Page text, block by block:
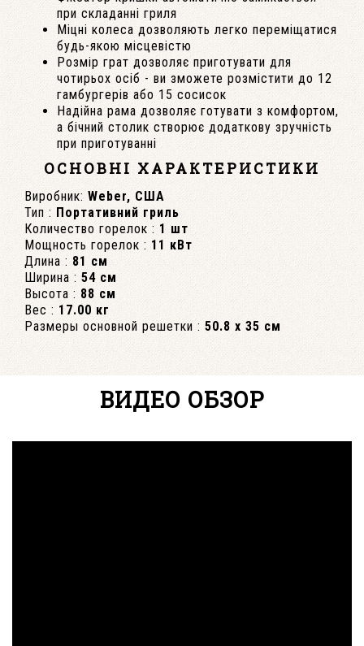
при складанні гриля
Міцні колеса дозволяють легко переміщатися
будь-якою місцевістю
Розмір грат дозволяє приготувати для
чотирьох осіб - ви зможете розмістити до 12
гамбургерів або 15 сосисок
Надійна рама дозволяє готувати з комфортом,
а бічний столик створює додаткову зручність
при приготуванні
ОСНОВНІ ХАРАКТЕРИСТИКИ
Виробник: Weber, США
Тип : Портативний гриль
Количество горелок : 1 шт
Мощность горелок : 11 кВт
Длина : 81 см
Ширина : 54 см
Высота : 88 см
Вес : 17.00 кг
Размеры основной решетки : 50.8 х 35 см
ВИДЕО ОБЗОР